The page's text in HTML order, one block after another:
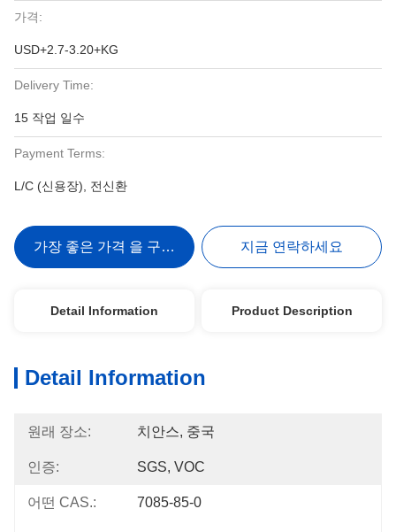
가격:
USD+2.7-3.20+KG
Delivery Time:
15 작업 일수
Payment Terms:
L/C (신용장), 전신환
가장 좋은 가격 을 구하라 지금 연락하세요
Detail Information Product Description
Detail Information
원래 장소: 치안스, 중국
인증: SGS, VOC
어떤 CAS.: 7085-85-0